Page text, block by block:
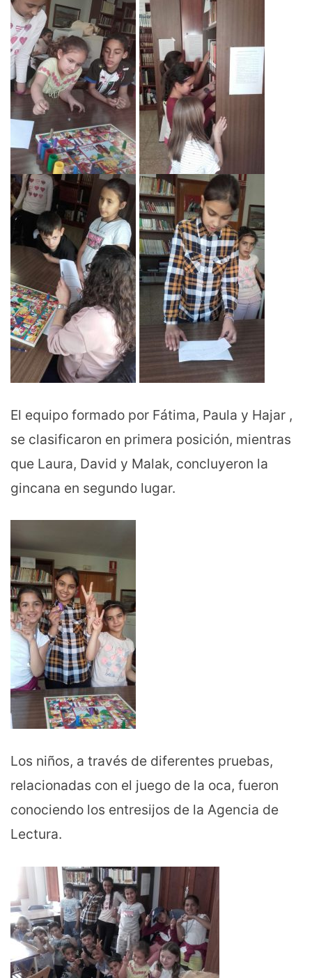
El equipo formado por Fátima, Paula y Hajar ,
se clasificaron en primera posición, mientras
que Laura, David y Malak, concluyeron la
gincana en segundo lugar.
Los niños, a través de diferentes pruebas,
relacionadas con el juego de la oca, fueron
conociendo los entresijos de la Agencia de
Lectura.